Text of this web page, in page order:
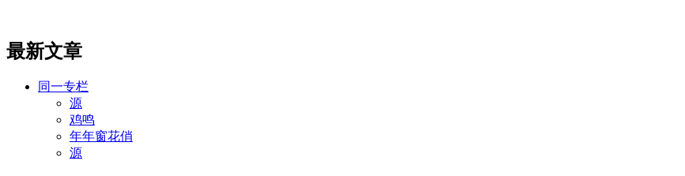
最新文章
同一专栏
源
鸡鸣
年年窗花俏
源